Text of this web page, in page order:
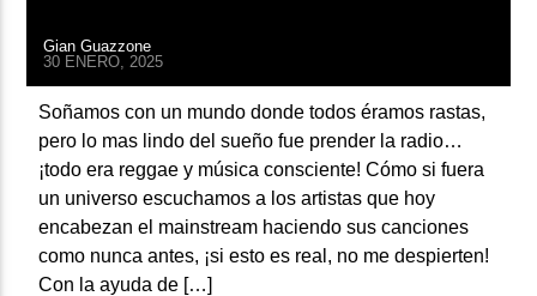
Gian Guazzone
30 ENERO, 2025
Soñamos con un mundo donde todos éramos rastas,
pero lo mas lindo del sueño fue prender la radio…
¡todo era reggae y música consciente! Cómo si fuera
un universo escuchamos a los artistas que hoy
encabezan el mainstream haciendo sus canciones
como nunca antes, ¡si esto es real, no me despierten!
Con la ayuda de […]